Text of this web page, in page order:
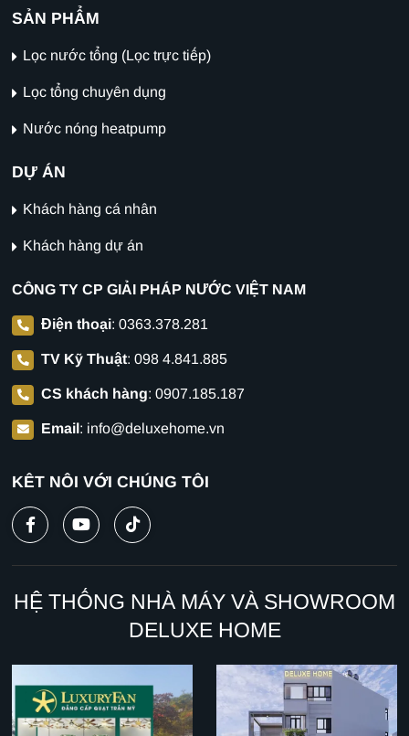
CÔNG TY CP GIẢI PHÁP NƯỚC VIỆT NAM
Điện thoại: 0363.378.281
TV Kỹ Thuật: 098 4.841.885
CS khách hàng: 0907.185.187
Email: info@deluxehome.vn
SẢN PHẨM
Lọc nước tổng (Lọc trực tiếp)
Lọc tổng chuyên dụng
Nước nóng heatpump
DỰ ÁN
Khách hàng cá nhân
Khách hàng dự án
KẾT NỐI VỚI CHÚNG TÔI
HỆ THỐNG NHÀ MÁY VÀ SHOWROOM
DELUXE HOME